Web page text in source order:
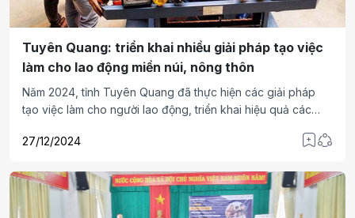
Tuyên Quang: triển khai nhiều giải pháp tạo việc
làm cho lao động miền núi, nông thôn
Năm 2024, tỉnh Tuyên Quang đã thực hiện các giải pháp
tạo việc làm cho người lao động, triển khai hiệu quả các
Trung ương, của tỉnh tới người lao động, giúp họ tiếp cận
nâng cao thu nhập vươn lên thoát nghèo.
27/12/2024